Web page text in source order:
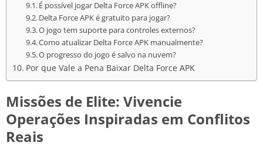
É possível jogar Delta Force APK offline?
Delta Force APK é gratuito para jogar?
O jogo tem suporte para controles externos?
Como atualizar Delta Force APK manualmente?
O progresso do jogo é salvo na nuvem?
Por que Vale a Pena Baixar Delta Force APK
Missões de Elite: Vivencie
Operações Inspiradas em Conflitos
Reais